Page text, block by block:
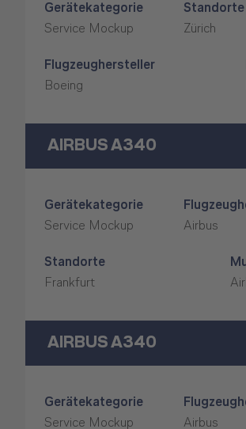
Gerätekategorie
Service Mockup
Standorte
Zürich
Flugzeughersteller
Boeing
AIRBUS A340
Gerätekategorie
Service Mockup
Airbus
Standorte
Frankfurt
AIRBUS A340
Gerätekategorie
Service Mockup
Airbus